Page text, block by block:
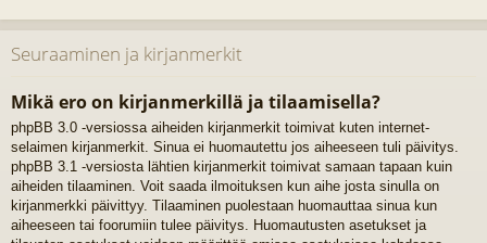
Seuraaminen ja kirjanmerkit
Mikä ero on kirjanmerkillä ja tilaamisella?
phpBB 3.0 -versiossa aiheiden kirjanmerkit toimivat kuten internet-
selaimen kirjanmerkit. Sinua ei huomautettu jos aiheeseen tuli päivitys.
phpBB 3.1 -versiosta lähtien kirjanmerkit toimivat samaan tapaan kuin
aiheiden tilaaminen. Voit saada ilmoituksen kun aihe josta sinulla on
kirjanmerkki päivittyy. Tilaaminen puolestaan huomauttaa sinua kun
aiheeseen tai foorumiin tulee päivitys. Huomautusten asetukset ja